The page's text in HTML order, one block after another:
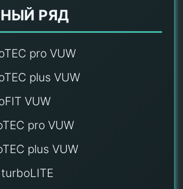
РЯД
pro VUW
plus VUW
VUW
pro VUW
plus VUW